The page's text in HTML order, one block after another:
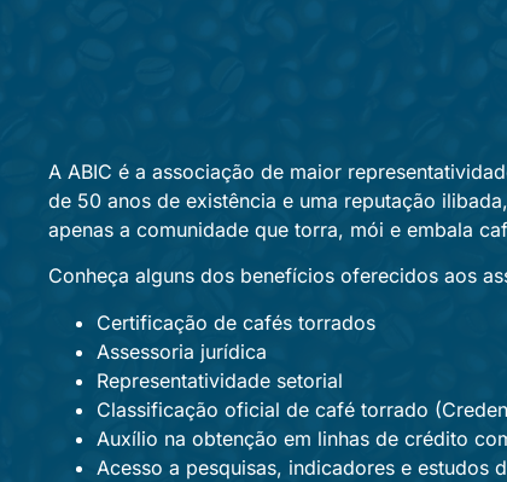
A ABIC é a associação de maior
de 50 anos de existência e uma reputação
apenas a comunidade que torra, mói e embala
Conheça alguns dos benefícios oferecidos aos
Certificação de cafés torrados
Assessoria jurídica
Representatividade setorial
Classificação oficial de café torrado
Auxílio na obtenção em linhas de crédito
Acesso a pesquisas, indicadores e estudos